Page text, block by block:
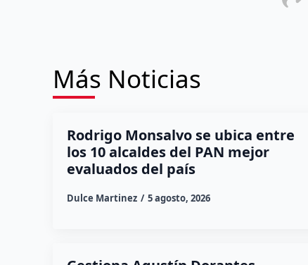
Más Noticias
Rodrigo Monsalvo se ubica entre
los 10 alcaldes del PAN mejor
evaluados del país
Dulce Martinez 5 agosto, 2026